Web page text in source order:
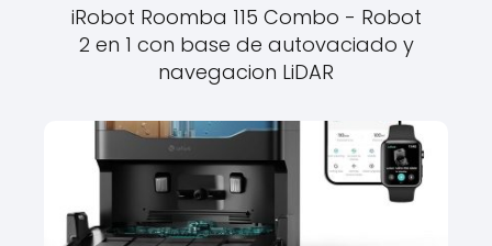
iRobot Roomba 115 Combo - Robot
2 en 1 con base de autovaciado y
navegacion LiDAR